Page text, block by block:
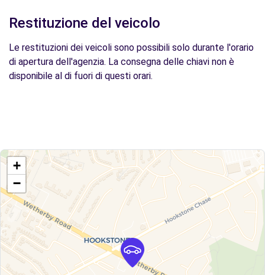
Restituzione del veicolo
Le restituzioni dei veicoli sono possibili solo durante l'orario
di apertura dell'agenzia. La consegna delle chiavi non è
disponibile al di fuori di questi orari.
+
−